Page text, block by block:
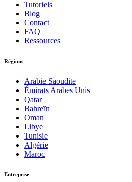
Tutoriels
Blog
Contact
FAQ
Ressources
Régions
Arabie Saoudite
Émirats Arabes Unis
Qatar
Bahreïn
Oman
Libye
Tunisie
Algérie
Maroc
Entreprise